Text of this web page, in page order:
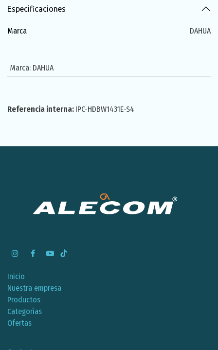
Especificaciones
Marca DAHUA
Marca: DAHUA
Referencia interna: IPC-HDBW1431E-S4
Inicio
Nuestra empresa
Productos
Categorías
Ofertas